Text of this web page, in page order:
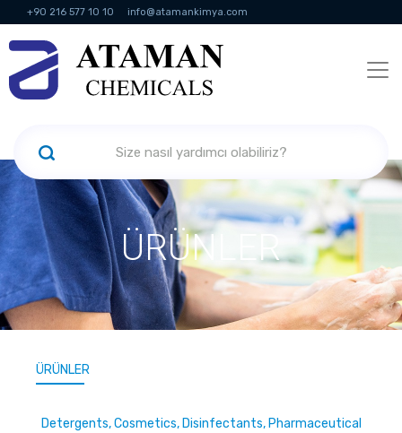
+90 216 577 10 10 info@atamankimya.com
KVKK Politikası Bilgi Toplumu Hizmetleri
ÜRÜNLER
ÜRÜNLER
Detergents, Cosmetics, Disinfectants, Pharmaceutical